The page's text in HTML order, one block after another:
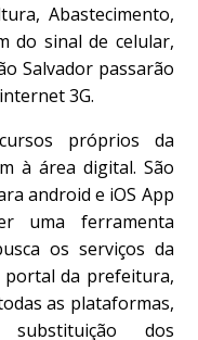
Abastecimento,
do sinal de celular,
Salvador passarão
3G.
próprios da
à área digital. São
android e iOS App
uma ferramenta
os serviços da
da prefeitura,
as plataformas,
dos